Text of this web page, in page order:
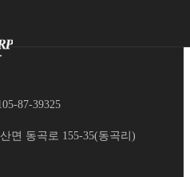
87-39325
면 동곡로 155-35(동곡리)